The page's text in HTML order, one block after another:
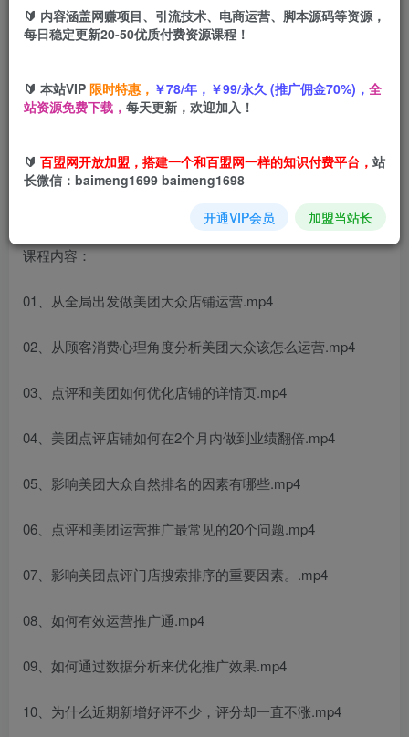
立即购买
美团大众点评最全运营底层逻辑，落地就能执行，助商家快
课程内容：
01、从全局出发做美团大众店铺运营.mp4
02、从顾客消费心理角度分析美团大众该怎么运营.mp4
03、点评和美团如何优化店铺的详情页.mp4
04、美团点评店铺如何在2个月内做到业绩翻倍.mp4
05、影响美团大众自然排名的因素有哪些.mp4
06、点评和美团运营推广最常见的20个问题.mp4
07、影响美团点评门店搜索排序的重要因素。.mp4
08、如何有效运营推广通.mp4
09、如何通过数据分析来优化推广效果.mp4
10、为什么近期新增好评不少，评分却一直不涨.mp4
🔰 内容涵盖网赚项目、引流技术、电商运营、脚本源码等资源，
每日稳定更新20-50优质付费资源课程！
🔰 本站VIP 限时特惠， ￥78/年，￥99/永久 (推广佣金70%)， 全
站资源免费下载， 每天更新，欢迎加入！
🔰 百盟网开放加盟，搭建一个和百盟网一样的知识付费平台， 站
长微信：baimeng1699 baimeng1698
开通VIP会员 加盟当站长